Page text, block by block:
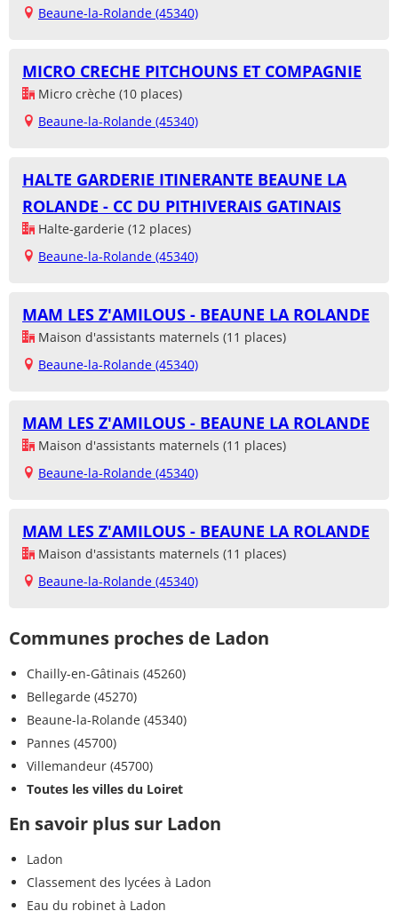
Beaune-la-Rolande (45340)
MICRO CRECHE PITCHOUNS ET COMPAGNIE
Micro crèche (10 places)
Beaune-la-Rolande (45340)
HALTE GARDERIE ITINERANTE BEAUNE LA
ROLANDE - CC DU PITHIVERAIS GATINAIS
Halte-garderie (12 places)
Beaune-la-Rolande (45340)
MAM LES Z'AMILOUS - BEAUNE LA ROLANDE
Maison d'assistants maternels (11 places)
Beaune-la-Rolande (45340)
MAM LES Z'AMILOUS - BEAUNE LA ROLANDE
Maison d'assistants maternels (11 places)
Beaune-la-Rolande (45340)
MAM LES Z'AMILOUS - BEAUNE LA ROLANDE
Maison d'assistants maternels (11 places)
Beaune-la-Rolande (45340)
Communes proches de Ladon
Chailly-en-Gâtinais (45260)
Bellegarde (45270)
Beaune-la-Rolande (45340)
Pannes (45700)
Villemandeur (45700)
Toutes les villes du Loiret
En savoir plus sur Ladon
Ladon
Classement des lycées à Ladon
Eau du robinet à Ladon